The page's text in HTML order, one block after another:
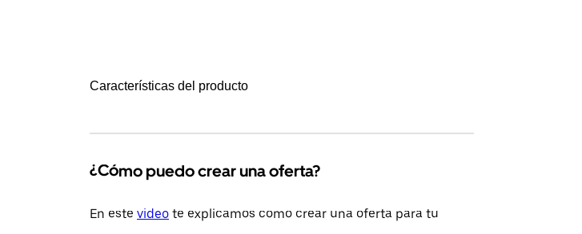
Características del producto
¿Cómo puedo crear una oferta?
En este video te explicamos como crear una oferta para tu